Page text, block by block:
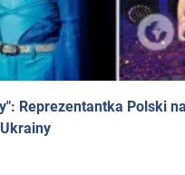
Reprezentantka Polski